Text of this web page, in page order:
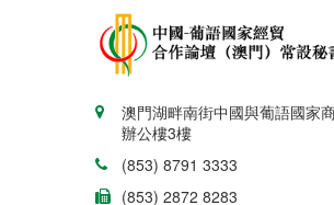
澳門湖畔南街中國與葡語國家
辦公樓3樓
(853) 8791 3333
(853) 2872 8283